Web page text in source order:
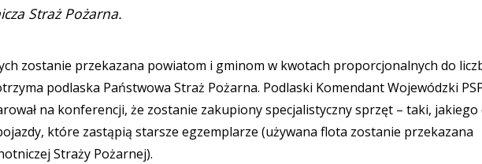
Straż Pożarna.
zostanie przekazana powiatom i gminom w kwotach proporcjonalnych do
podlaska Państwowa Straż Pożarna. Podlaski Komendant Wojewódzki
na konferencji, że zostanie zakupiony specjalistyczny sprzęt – taki, jakiego
które zastąpią starsze egzemplarze (używana flota zostanie przekazana
Straży Pożarnej).